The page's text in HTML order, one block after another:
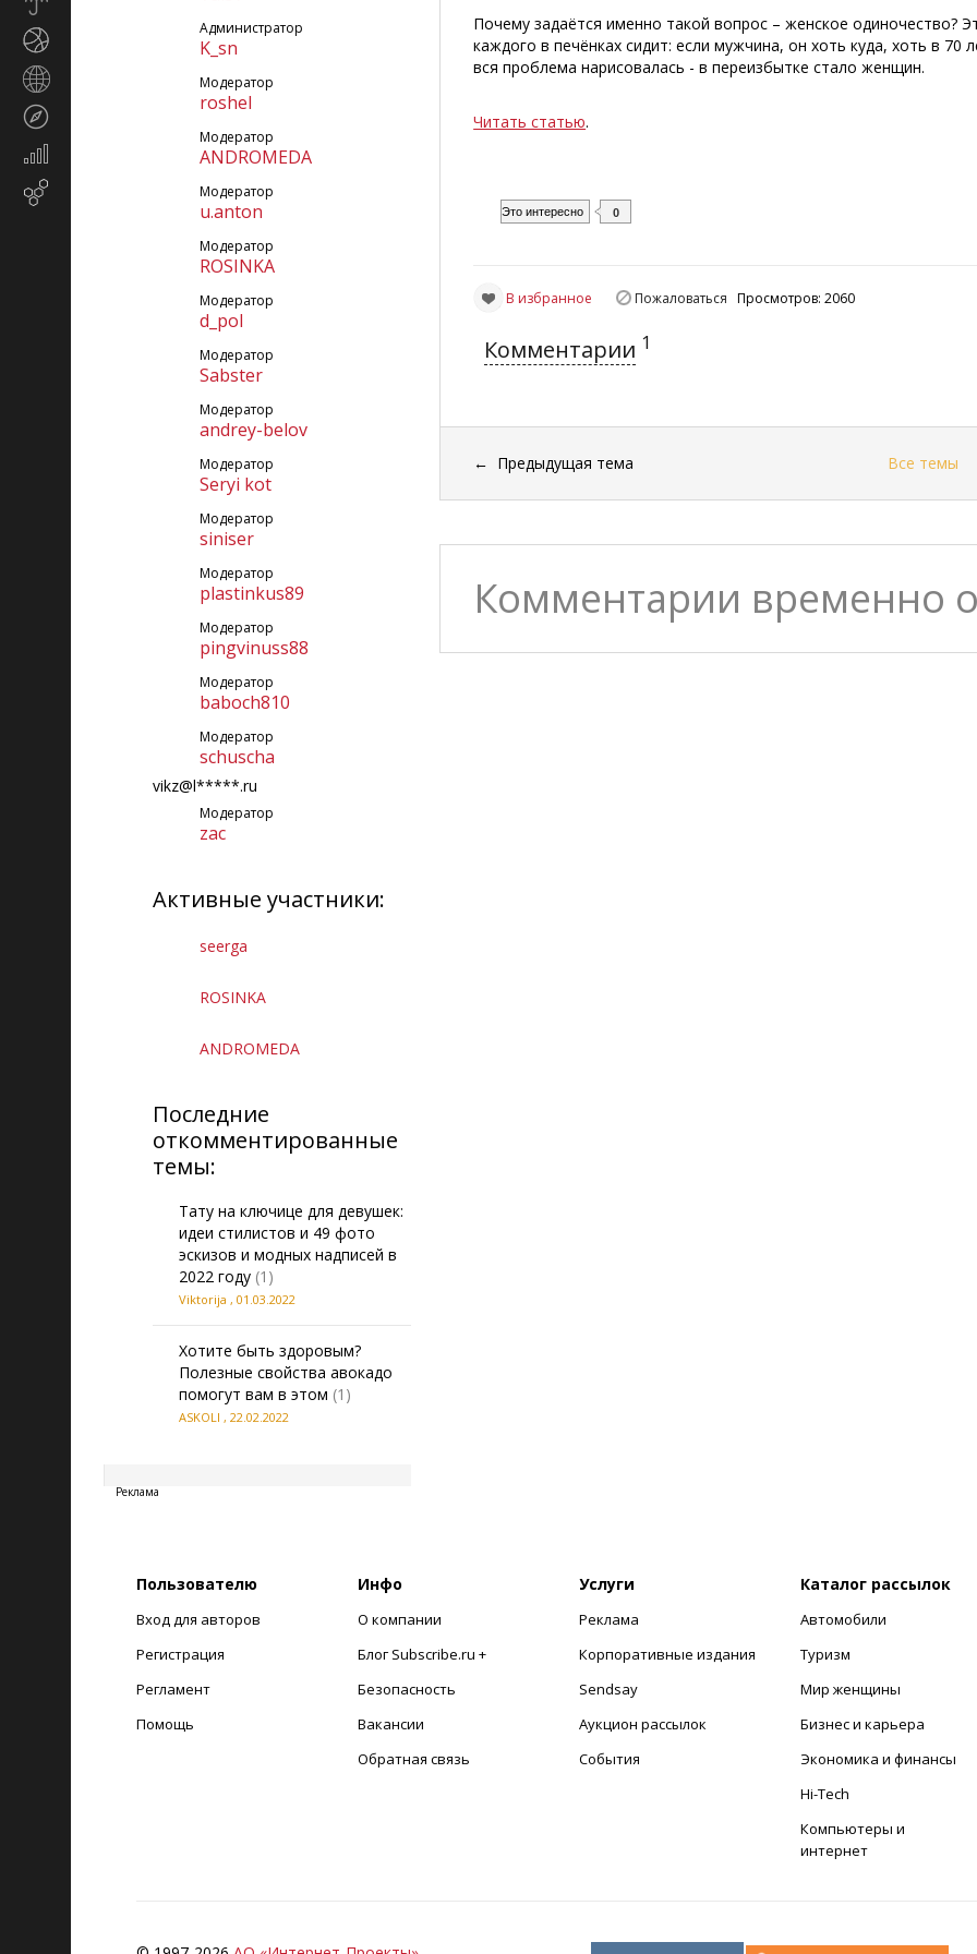
Администратор
K_sn
Модератор
roshel
Модератор
ANDROMEDA
Модератор
u.anton
Модератор
ROSINKA
Модератор
d_pol
Модератор
Sabster
Модератор
andrey-belov
Модератор
Seryi kot
Модератор
siniser
Модератор
plastinkus89
Модератор
pingvinuss88
Модератор
baboch810
Модератор
schuscha
vikz@l*****.ru
Модератор
zac
Активные участники:
seerga
ROSINKA
ANDROMEDA
Последние
откомментированные
темы:
Тату на ключице для девушек:
идеи стилистов и 49 фото
эскизов и модных надписей в
2022 году (1)
Viktorija , 01.03.2022
Хотите быть здоровым?
Полезные свойства авокадо
помогут вам в этом (1)
ASKOLI , 22.02.2022
Реклама
Почему задаётся именно такой вопрос – женское одиночество?
каждого в печёнках сидит: если мужчина, он хоть куда, хоть в 70
вся проблема нарисовалась - в переизбытке стало женщин.
Читать статью.
Это интересно 0
В избранное Пожаловаться Просмотров: 2060
Комментарии 1
← Предыдущая тема Все темы
Комментарии временно
Пользователю
Вход для авторов
Регистрация
Регламент
Помощь
Инфо
О компании
Блог Subscribe.ru +
Безопасность
Вакансии
Обратная связь
Услуги
Реклама
Корпоративные издания
Sendsay
Аукцион рассылок
События
Каталог рассылок
Автомобили
Туризм
Мир женщины
Бизнес и карьера
Экономика и финансы
Hi-Tech
Компьютеры и
интернет